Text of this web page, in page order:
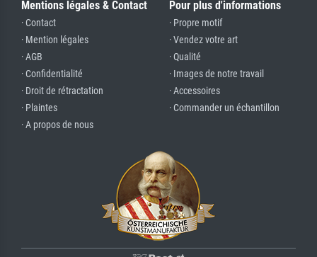
Mentions légales & Contact
· Contact
· Mention légales
· AGB
· Confidentialité
· Droit de rétractation
· Plaintes
· A propos de nous
Pour plus d'informations
· Propre motif
· Vendez votre art
· Qualité
· Images de notre travail
· Accessoires
· Commander un échantillon